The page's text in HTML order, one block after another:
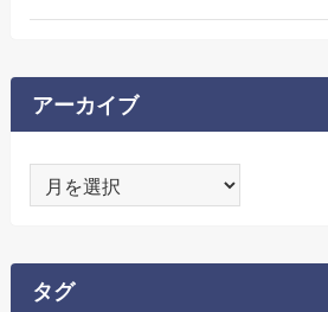
アーカイブ
ー
イ
ブ
タグ